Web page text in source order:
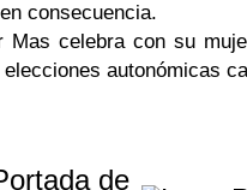
consecuencia.
Mas celebra con su
autonómicas
de